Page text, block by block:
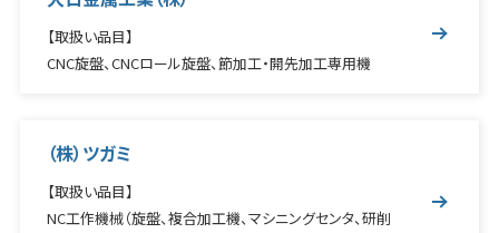
【取扱い品目】
CNC旋盤、CNCロール旋盤、節加工・開先加工専用機
（株）ツガミ
【取扱い品目】
NC工作機械（旋盤、複合加工機、マシニングセンタ、研削